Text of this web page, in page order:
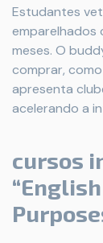
Estudantes
emparelhados
meses. O
comprar,
apresenta
acelerando a
cursos